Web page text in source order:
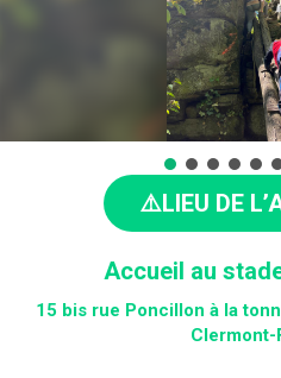
⚠️LIEU DE
Accueil au
15 bis rue Poncillon à la
Clermont-